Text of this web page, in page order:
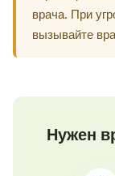
врача. При
вызывайте
Нужен